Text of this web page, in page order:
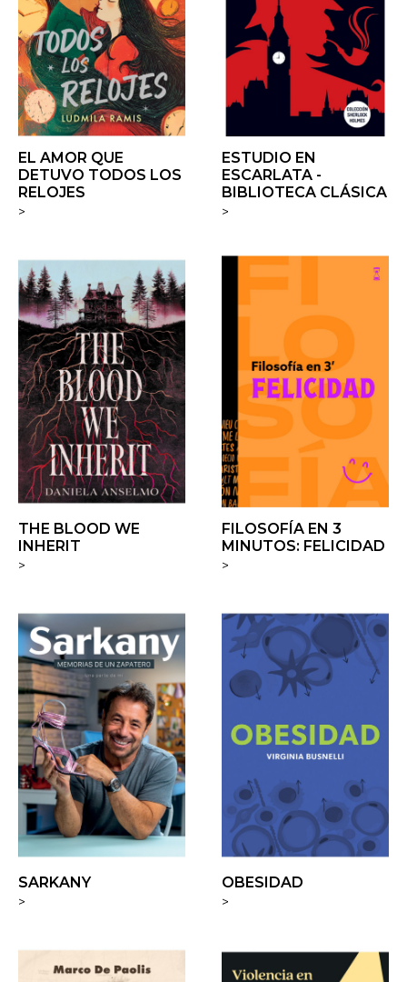
EL AMOR QUE
DETUVO TODOS LOS
RELOJES
>
ESTUDIO EN
ESCARLATA -
BIBLIOTECA CLÁSICA
>
THE BLOOD WE
INHERIT
>
FILOSOFÍA EN 3
MINUTOS: FELICIDAD
>
SARKANY
>
OBESIDAD
>